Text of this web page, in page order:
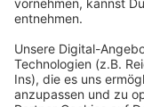
der Einsatz,
durch die
den
Bagger im